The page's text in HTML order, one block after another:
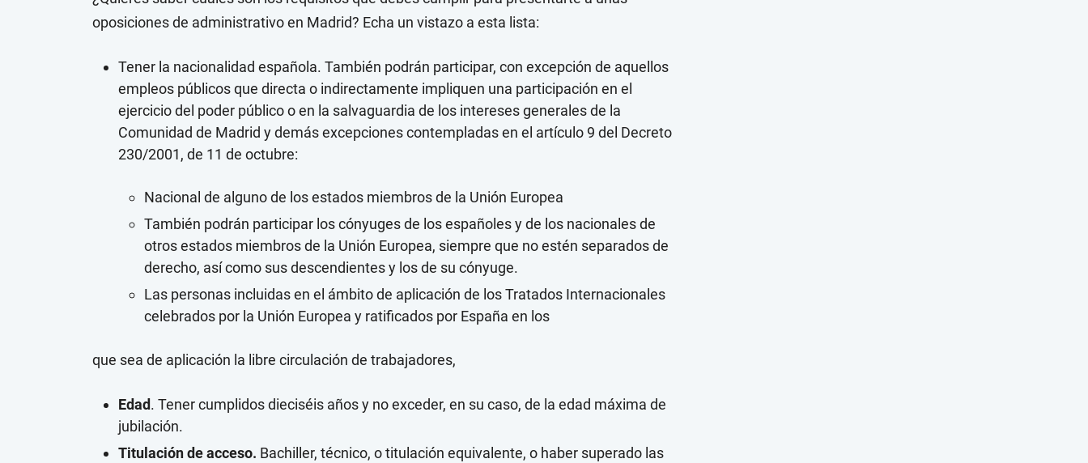
oposiciones de administrativo en Madrid? Echa un vistazo a esta lista:
Tener la nacionalidad española. También podrán participar, con excepción de aquellos
empleos públicos que directa o indirectamente impliquen una participación en el
ejercicio del poder público o en la salvaguardia de los intereses generales de la
Comunidad de Madrid y demás excepciones contempladas en el artículo 9 del Decreto
230/2001, de 11 de octubre:
Nacional de alguno de los estados miembros de la Unión Europea
También podrán participar los cónyuges de los españoles y de los nacionales de
otros estados miembros de la Unión Europea, siempre que no estén separados de
derecho, así como sus descendientes y los de su cónyuge.
Las personas incluidas en el ámbito de aplicación de los Tratados Internacionales
celebrados por la Unión Europea y ratificados por España en los
que sea de aplicación la libre circulación de trabajadores,
Edad. Tener cumplidos dieciséis años y no exceder, en su caso, de la edad máxima de
jubilación.
Titulación de acceso. Bachiller, técnico, o titulación equivalente, o haber superado las